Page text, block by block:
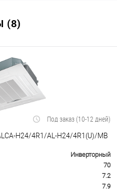
(8)
Под заказ (10-12 дней)
H24/4R1/AL-H24/4R1(U)/MB
Инверторный
70
7.2
7.9